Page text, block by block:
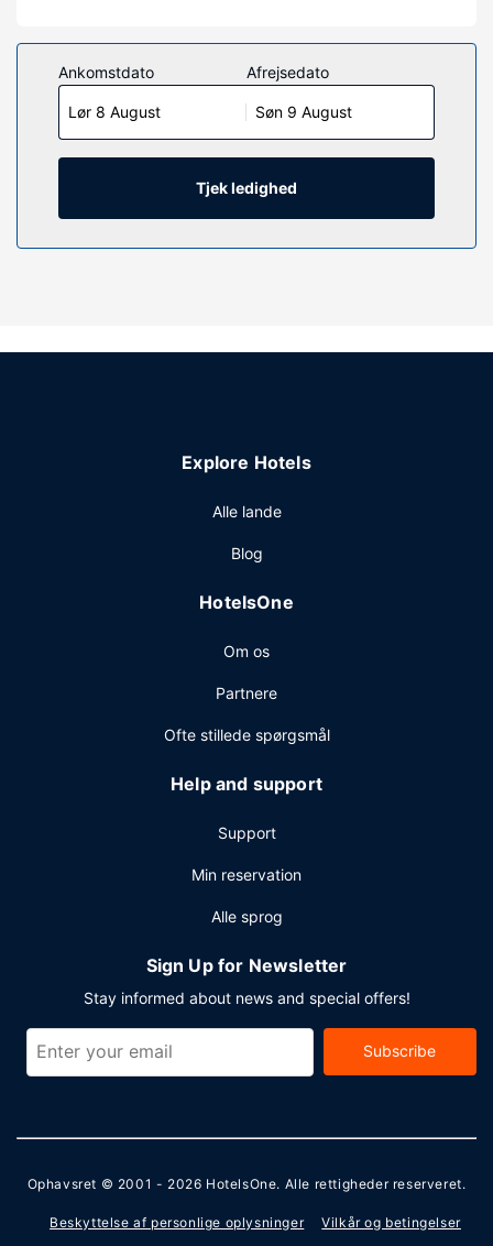
er udstyret med en ovn, en kogeplade og en
mikrobølgeovn. Faciliteter inkluderer blandt andet en
vaskemaskine og en loftsventilator.
Ejendomsfacilitet
Gør brug af praktiske faciliteter, inklusive gratis trådløs
internetadgang og havegrill.
Andre faciliteter
Gratis selvstændig parkering er til rådighed på stedet.
Ankomstdato
Lør 8 August
Afrejsedato
Søn 9 August
Tjek ledighed
Explore Hotels
Alle lande
Blog
HotelsOne
Om os
Partnere
Ofte stillede spørgsmål
Help and support
Support
Min reservation
Alle sprog
Sign Up for Newsletter
Stay informed about news and special offers!
Subscribe
Ophavsret © 2001 - 2026 HotelsOne. Alle rettigheder reserveret.
Beskyttelse af personlige oplysninger Vilkår og betingelser